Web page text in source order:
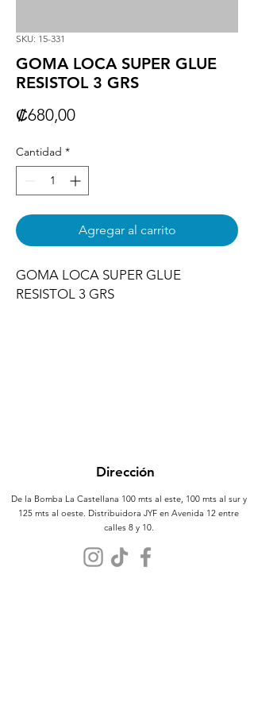
SKU: 15-331
GOMA LOCA SUPER GLUE
RESISTOL 3 GRS
₡680,00Precio
Cantidad *
Agregar al carrito
GOMA LOCA SUPER GLUE
RESISTOL 3 GRS
Dirección
De la Bomba La Castellana 100 mts al este, 100 mts al sur y
125 mts al oeste. Distribuidora JYF en Avenida 12 entre
calles 8 y 10.